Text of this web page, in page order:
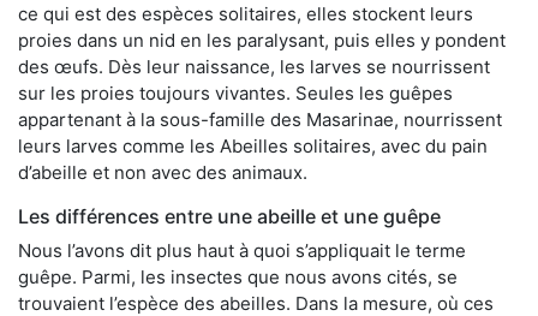
ce qui est des espèces solitaires, elles stockent leurs
proies dans un nid en les paralysant, puis elles y pondent
des œufs. Dès leur naissance, les larves se nourrissent
sur les proies toujours vivantes. Seules les guêpes
appartenant à la sous-famille des Masarinae, nourrissent
leurs larves comme les Abeilles solitaires, avec du pain
d’abeille et non avec des animaux.
Les différences entre une abeille et une guêpe
Nous l’avons dit plus haut à quoi s’appliquait le terme
guêpe. Parmi, les insectes que nous avons cités, se
trouvaient l’espèce des abeilles. Dans la mesure, où ces